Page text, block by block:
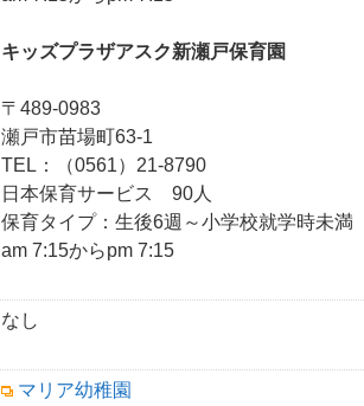
キッズプラザアスク新瀬戸保育園
〒489-0983
瀬戸市苗場町63-1
TEL：（0561）21-8790
日本保育サービス 90人
保育タイプ：生後6週～小学校就学時未満
am 7:15からpm 7:15
なし
マリア幼稚園